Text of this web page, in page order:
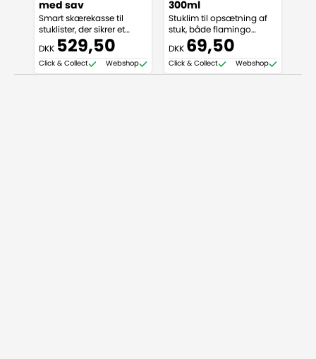
med sav
Smart skærekasse til
stuklister, der sikrer et
effektivt arbejde og pænt
resultat.
DKK 529,50
Click & Collect Webshop
300ml
Stuklim til opsætning af
stuk, både flamingo
(polystyren) og PU
(polyurethan)
DKK 69,50
Click & Collect Webshop